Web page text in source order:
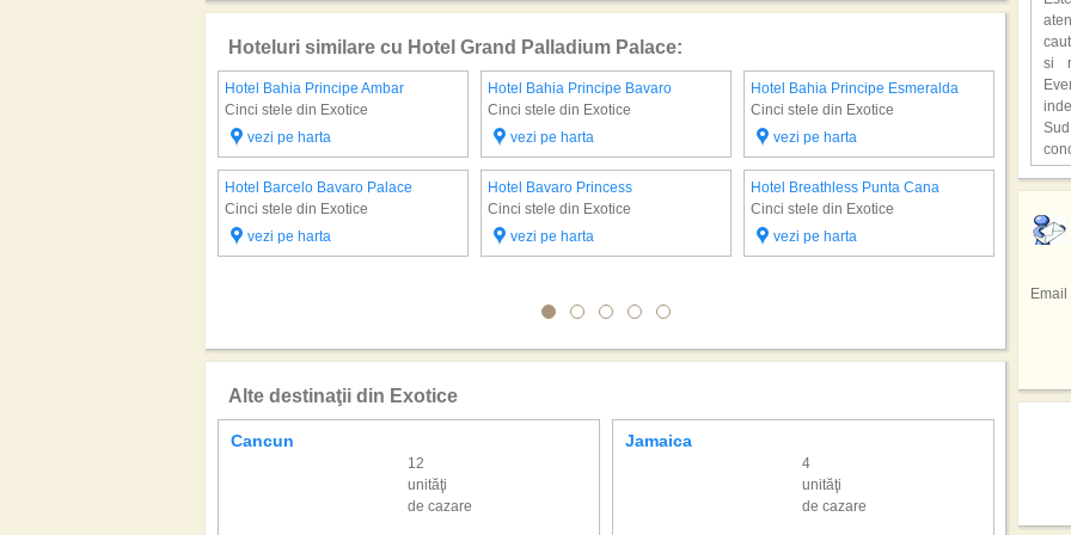
Hoteluri similare cu Hotel Grand Palladium Palace:
Hotel Bahia Principe Ambar
Cinci stele din Exotice
vezi pe harta
Hotel Bahia Principe Bavaro
Cinci stele din Exotice
vezi pe harta
Hotel Bahia Principe Esmeralda
Cinci stele din Exotice
vezi pe harta
Hotel Barcelo Bavaro Palace
Cinci stele din Exotice
vezi pe harta
Hotel Bavaro Princess
Cinci stele din Exotice
vezi pe harta
Hotel Breathless Punta Cana
Cinci stele din Exotice
vezi pe harta
Hotel
Cinci
vezi
Hotel
vezi
Alte destinaţii din Exotice
Cancun
12
unităţi
de cazare
Jamaica
4
unităţi
de cazare
o
o
si
In
Email